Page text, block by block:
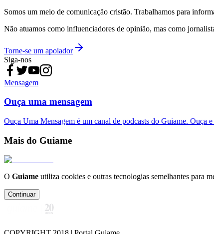
Somos um meio de comunicação cristão. Trabalhamos para
Não atuamos como influenciadores de opinião, mas como
Torne-se um apoiador
Siga-nos
Mensagem
Ouça uma mensagem
Ouça Uma Mensagem é um canal de podcasts do Guiame. Ouça
Mais do Guiame
O Guiame utiliza cookies e outras tecnologias semelhantes para
Continuar